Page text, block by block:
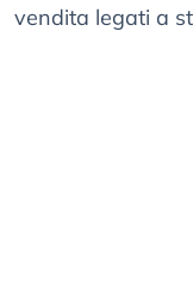
vendita legati a